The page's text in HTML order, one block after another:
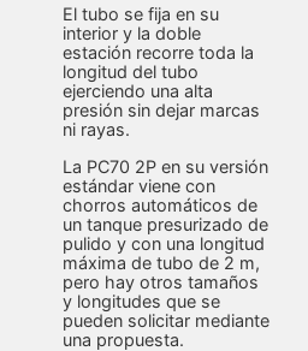
El tubo se fija en su
interior y la doble
estación recorre toda la
longitud del tubo
ejerciendo una alta
presión sin dejar marcas
ni rayas.
La PC70 2P en su versión
estándar viene con
chorros automáticos de
un tanque presurizado de
pulido y con una longitud
máxima de tubo de 2 m,
pero hay otros tamaños
y longitudes que se
pueden solicitar mediante
una propuesta.